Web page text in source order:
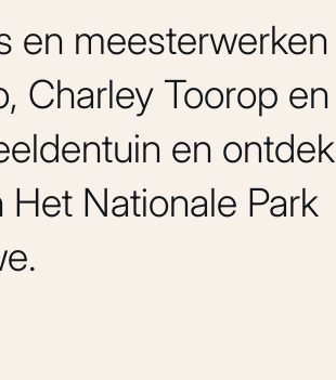
en meesterwerken
Charley Toorop en
en ontdek
Nationale Park